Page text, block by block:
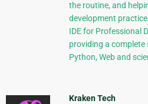
the routine, and
development
IDE for Professional
providing a
Python, Web and
Kraken Tech